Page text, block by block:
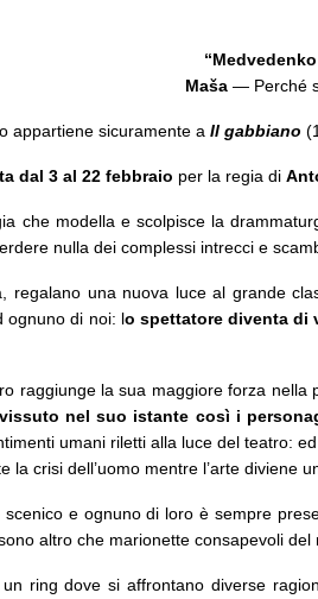
“Medvedenko
Maša— Perché
appartiene sicuramente a Il gabbiano
dal 3 al 22 febbraio per la regia di
che modella e scolpisce la
nulla dei complessi intrecci e
regalano una nuova luce al grande
ognuno di noi: lo spettatore diventa di
raggiunge la sua maggiore forza
nel suo istante così i
umani riletti alla luce del teatro:
la crisi dell’uomo mentre l’arte diviene
e ognuno di loro è sempre
altro che marionette consapevoli
ring dove si affrontano diverse